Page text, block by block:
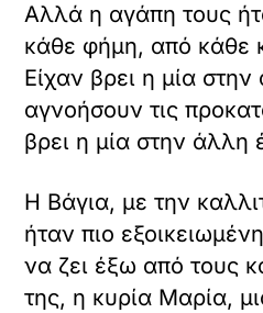
Αλλά η αγάπη τους
κάθε φήμη, από κάθε
Είχαν βρει η μία
αγνοήσουν τις
βρει η μία στην άλλη
Η Βάγια, με την
ήταν πιο
να ζει έξω από τους
της, η κυρία Μαρία,